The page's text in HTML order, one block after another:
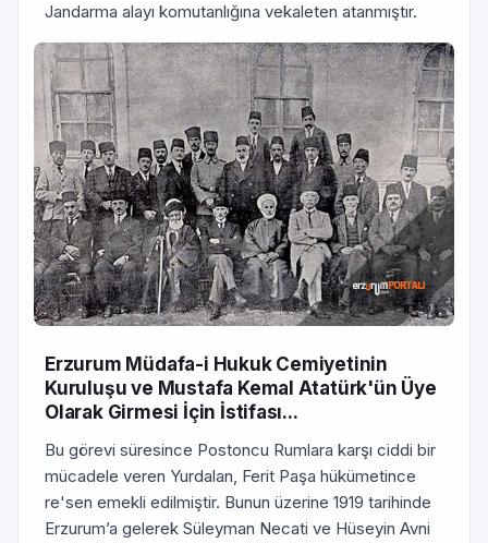
Jandarma alayı komutanlığına vekaleten atanmıştır.
Erzurum Müdafa-i Hukuk Cemiyetinin
Kuruluşu ve Mustafa Kemal Atatürk'ün Üye
Olarak Girmesi İçin İstifası...
Bu görevi süresince Postoncu Rumlara karşı ciddi bir
mücadele veren Yurdalan, Ferit Paşa hükümetince
re'sen emekli edilmiştir. Bunun üzerine 1919 tarihinde
Erzurum’a gelerek Süleyman Necati ve Hüseyin Avni